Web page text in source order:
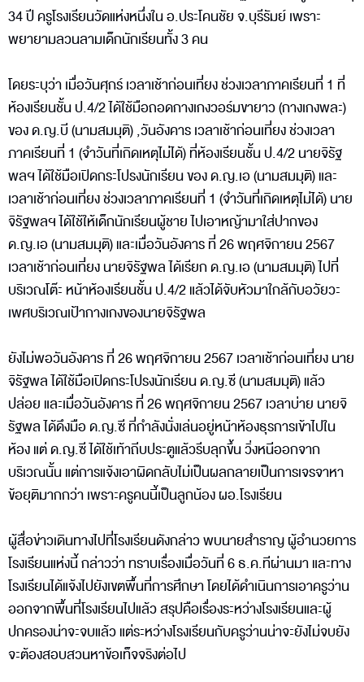
34 ปี ครูโรงเรียนวัดแห่งหนึ่งใน อ.ประโคนชัย จ.บุรีรัมย์ เพราะ
พยายามลวนลามเด็กนักเรียนทั้ง 3 คน
โดยระบุว่า เมื่อวันศุกร์ เวลาเช้าก่อนเที่ยง ช่วงเวลาภาคเรียนที่ 1 ที่
ห้องเรียนชั้น ป.4/2 ได้ใช้มือถอดกางเกงวอร์มขายาว (กางเกงพละ)
ของ ด.ญ.บี (นามสมมุติ) ,วันอังคาร เวลาเช้าก่อนเที่ยง ช่วงเวลา
ภาคเรียนที่ 1 (จำวันที่เกิดเหตุไม่ได้) ที่ห้องเรียนชั้น ป.4/2 นายจิรัฐ
พลฯ ได้ใช้มือเปิดกระโปรงนักเรียน ของ ด.ญ.เอ (นามสมมุติ) และ
เวลาเช้าก่อนเที่ยง ช่วงเวลาภาคเรียนที่ 1 (จำวันที่เกิดเหตุไม่ได้) นาย
จิรัฐพลฯ ได้ใช้ให้เด็กนักเรียนผู้ชาย ไปเอาหญ้ามาใส่ปากของ
ด.ญ.เอ (นามสมมุติ) และเมื่อวันอังคาร ที่ 26 พฤศจิกายน 2567
เวลาเช้าก่อนเที่ยง นายจิรัฐพล ได้เรียก ด.ญ.เอ (นามสมมุติ) ไปที่
บริเวณโต๊ะ หน้าห้องเรียนชั้น ป.4/2 แล้วได้จับหัวมาใกล้กับอวัยวะ
เพศบริเวณเป้ากางเกงของนายจิรัฐพล
ยังไม่พอวันอังคาร ที่ 26 พฤศจิกายน 2567 เวลาเช้าก่อนเที่ยง นาย
จิรัฐพล ได้ใช้มือเปิดกระโปรงนักเรียน ด.ญ.ซี (นามสมมุติ) แล้ว
ปล่อย และเมื่อวันอังคาร ที่ 26 พฤศจิกายน 2567 เวลาบ่าย นายจิ
รัฐพล ได้ดึงมือ ด.ญ.ซี ที่กำลังนั่งเล่นอยู่หน้าห้องธุรการเข้าไปใน
ห้อง แต่ ด.ญ.ซี ได้ใช้เท้าถีบประตูแล้วรีบลุกขึ้น วิ่งหนีออกจาก
บริเวณนั้น แต่การแจ้งเอาผิดกลับไม่เป็นผลกลายเป็นการเจรจาหา
ข้อยุติมากกว่า เพราะครูคนนี้เป็นลูกน้อง ผอ.โรงเรียน
ผู้สื่อข่าวเดินทางไปที่โรงเรียนดังกล่าว พบนายสำราญ ผู้อำนวยการ
โรงเรียนแห่งนี้ กล่าวว่า ทราบเรื่องเมื่อวันที่ 6 ธ.ค.ทีผ่านมา และทาง
โรงเรียนได้แจ้งไปยังเขตพื้นที่การศึกษา โดยได้ดำเนินการเอาครูว่าน
ออกจากพื้นที่โรงเรียนไปแล้ว สรุปคือเรื่องระหว่างโรงเรียนและผู้
ปกครองน่าจะจบแล้ว แต่ระหว่างโรงเรียนกับครูว่านน่าจะยังไม่จบยัง
จะต้องสอบสวนหาข้อเท็จจริงต่อไป